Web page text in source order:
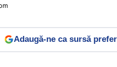
Adaugă-ne ca sursă